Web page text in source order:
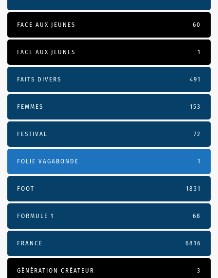
FACE AUX JEUNES 60
FACE AUX JEUNES 1
FAITS DIVERS 491
FEMMES 153
FESTIVAL 72
FOLIE VAGABONDE 1
FOOT 1831
FORMULE 1 68
FRANCE 6816
GÉNÉRATION CRÉATEUR 3